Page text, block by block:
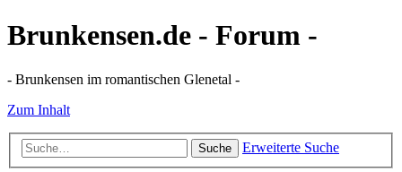
Brunkensen.de - Forum -
- Brunkensen im romantischen Glenetal -
Zum Inhalt
Suche Erweiterte Suche